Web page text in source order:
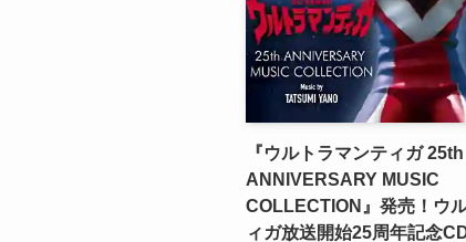
『ウルトラマンティガ 25th
ANNIVERSARY MUSIC
COLLECTION』発売！ウ
ィガ放送開始25周年記念